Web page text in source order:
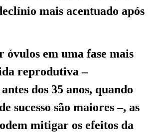
mais acentuado após
óvulos em uma fase mais
reprodutiva –
dos 35 anos, quando
sucesso são maiores –, as
mitigar os efeitos da